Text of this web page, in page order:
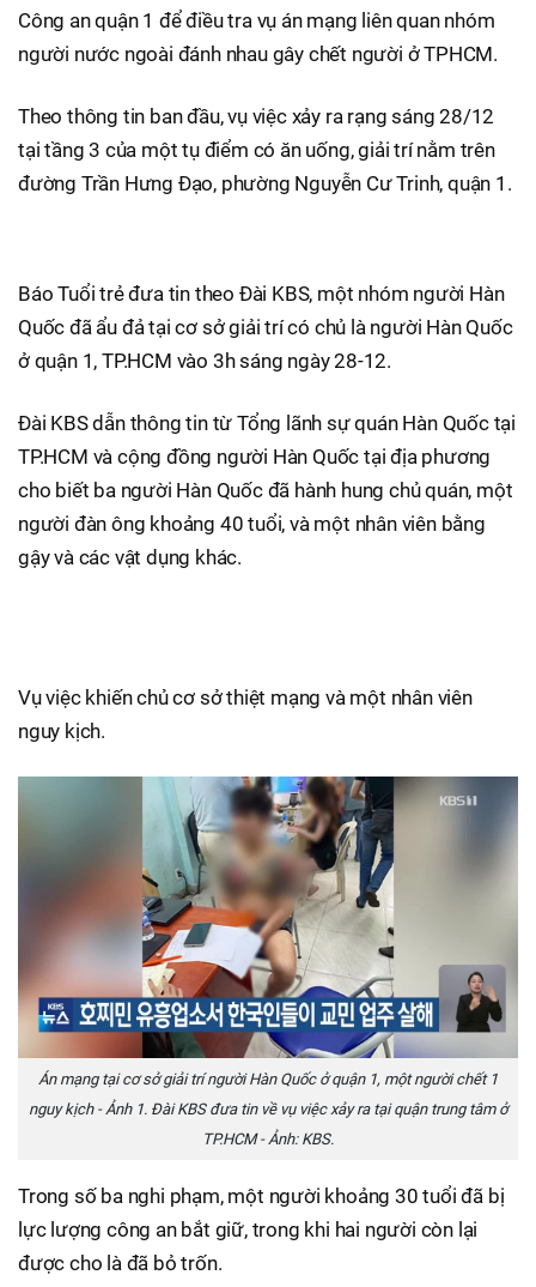
Công an quận 1 để điều tra vụ án mạng liên quan nhóm
người nước ngoài đánh nhau gây chết người ở TPHCM.
Theo thông tin ban đầu, vụ việc xảy ra rạng sáng 28/12
tại tầng 3 của một tụ điểm có ăn uống, giải trí nằm trên
đường Trần Hưng Đạo, phường Nguyễn Cư Trinh, quận 1.
Báo Tuổi trẻ đưa tin theo Đài KBS, một nhóm người Hàn
Quốc đã ẩu đả tại cơ sở giải trí có chủ là người Hàn Quốc
ở quận 1, TP.HCM vào 3h sáng ngày 28-12.
Đài KBS dẫn thông tin từ Tổng lãnh sự quán Hàn Quốc tại
TP.HCM và cộng đồng người Hàn Quốc tại địa phương
cho biết ba người Hàn Quốc đã hành hung chủ quán, một
người đàn ông khoảng 40 tuổi, và một nhân viên bằng
gậy và các vật dụng khác.
Vụ việc khiến chủ cơ sở thiệt mạng và một nhân viên
nguy kịch.
Án mạng tại cơ sở giải trí người Hàn Quốc ở quận 1, một người chết 1
nguy kịch - Ảnh 1. Đài KBS đưa tin về vụ việc xảy ra tại quận trung tâm ở
TP.HCM - Ảnh: KBS.
Trong số ba nghi phạm, một người khoảng 30 tuổi đã bị
lực lượng công an bắt giữ, trong khi hai người còn lại
được cho là đã bỏ trốn.